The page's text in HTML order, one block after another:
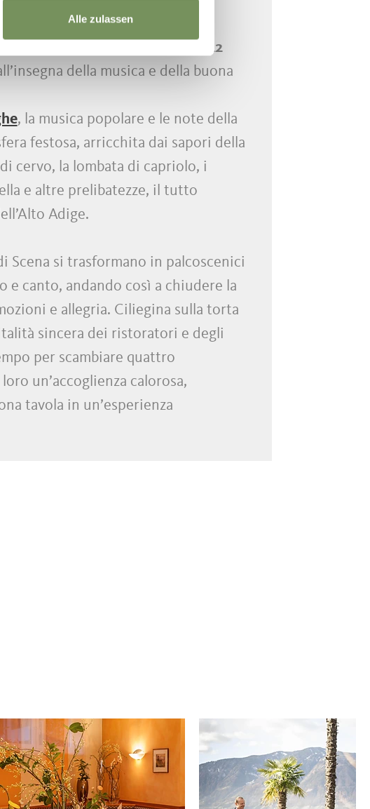
Alle zulassen
alle porte di Merano
6 al 22
della musica e della buona
, la musica popolare e le note della
festosa, arricchita dai sapori della
cervo, la lombata di capriolo, i
e altre prelibatezze, il tutto
Adige.
Scena si trasformano in palcoscenici
e canto, andando così a chiudere la
e allegria. Ciliegina sulla torta
sincera dei ristoratori e degli
per scambiare quattro
un’accoglienza calorosa,
tavola in un’esperienza